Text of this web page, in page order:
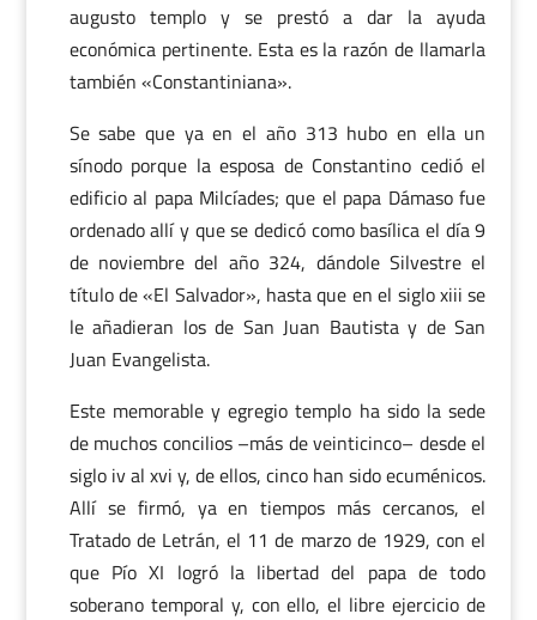
augusto templo y se prestó a dar la ayuda
económica pertinente. Esta es la razón de llamarla
también «Constantiniana».
Se sabe que ya en el año 313 hubo en ella un
sínodo porque la esposa de Constantino cedió el
edificio al papa Milcíades; que el papa Dámaso fue
ordenado allí y que se dedicó como basílica el día 9
de noviembre del año 324, dándole Silvestre el
título de «El Salvador», hasta que en el siglo xiii se
le añadieran los de San Juan Bautista y de San
Juan Evangelista.
Este memorable y egregio templo ha sido la sede
de muchos concilios –más de veinticinco– desde el
siglo iv al xvi y, de ellos, cinco han sido ecuménicos.
Allí se firmó, ya en tiempos más cercanos, el
Tratado de Letrán, el 11 de marzo de 1929, con el
que Pío XI logró la libertad del papa de todo
soberano temporal y, con ello, el libre ejercicio de